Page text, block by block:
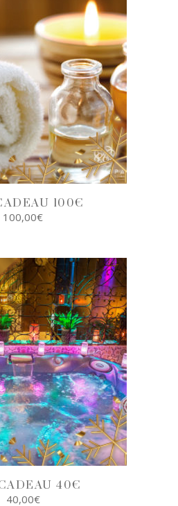
100€
100,00€
SELECT
OPTIONS
40€
40,00€